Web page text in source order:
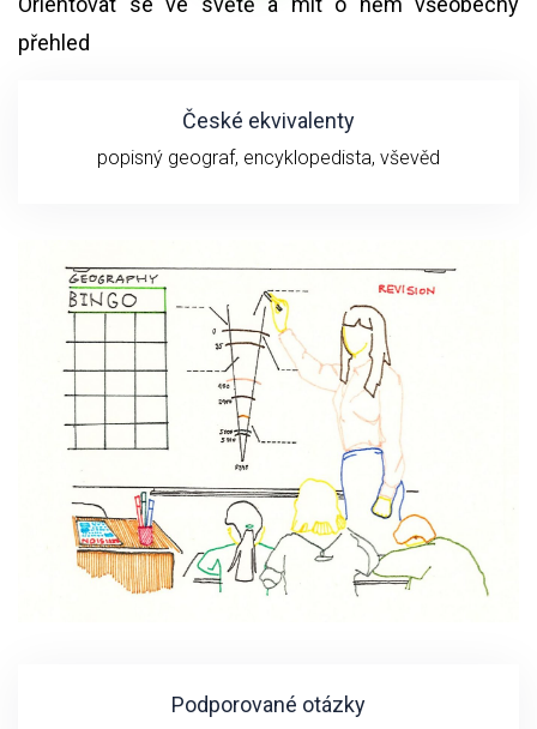
přehled
České ekvivalenty
popisný geograf, encyklopedista, vševěd
Podporované otázky